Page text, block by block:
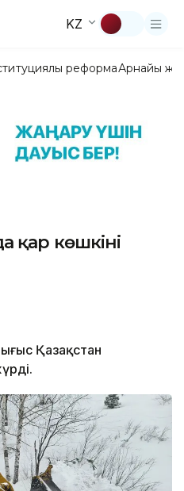
KZ
реформаАрнайы
қар көшкіні
Қазақстан